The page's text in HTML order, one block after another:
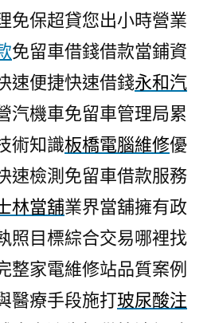
免保超貸您出小時營業
免留車借錢借款當鋪資
速便捷快速借錢永和汽
汽機車免留車管理局累
術知識板橋電腦維修優
速檢測免留車借款服務
林當舖業界當舖擁有政
照目標綜合交易哪裡找
整家電維修站品質案例
醫療手段施打玻尿酸注